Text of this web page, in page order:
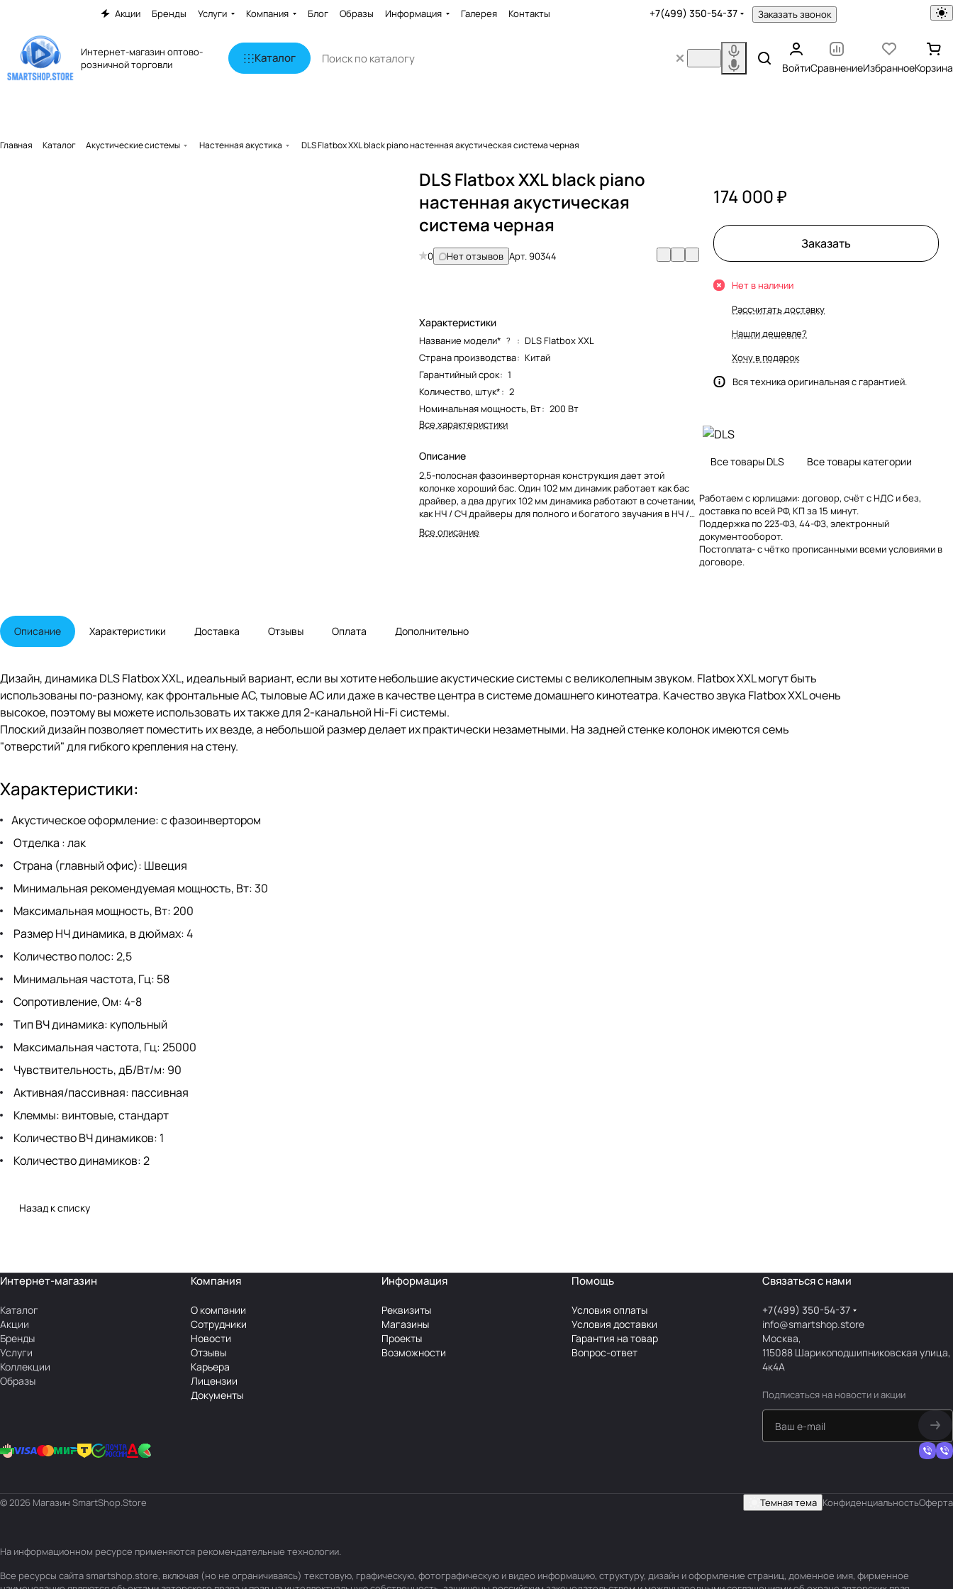
Акции Бренды Услуги Компания Блог Образы Информация Галерея Контакты +7(499) 350-54-37 Заказать звонок
Интернет-магазин оптово-
розничной торговли
Каталог
ВойтиСравнениеИзбранноеКорзина
Главная Каталог Акустические системы Настенная акустика DLS Flatbox XXL black piano настенная акустическая система черная
DLS Flatbox XXL black piano
настенная акустическая
система черная
0 Нет отзывов Арт.90344
Характеристики
Название модели* ? : DLS Flatbox XXL
Страна производства: Китай
Гарантийный срок: 1
Количество, штук*: 2
Номинальная мощность, Вт: 200 Вт
Все характеристики
Описание
2,5-полосная фазоинверторная конструкция дает этой
колонке хороший бас. Один 102 мм динамик работает как бас
драйвер, а два других 102 мм динамика работают в сочетании,
как НЧ / СЧ драйверы для полного и богатого звучания в НЧ /
СЧ диапазоне. DLS также использует свои лучшие 30 мм ВЧ-
динамики для кристально чистого воспроизведения высоких
Все описание
174 000 ₽
Заказать
Нет в наличии
Рассчитать доставку
Нашли дешевле?
Хочу в подарок
Вся техника оригинальная с гарантией.
Все товары DLS Все товары категории
Работаем с юрлицами: договор, счёт с НДС и без,
доставка по всей РФ, КП за 15 минут.
Поддержка по 223-ФЗ, 44-ФЗ, электронный
документооборот.
Постоплата- с чётко прописанными всеми условиями в
договоре.
Описание Характеристики Доставка Отзывы Оплата Дополнительно
Дизайн, динамика DLS Flatbox XXL, идеальный вариант, если вы хотите небольшие акустические системы с великолепным звуком. Flatbox XXL могут быть
использованы по-разному, как фронтальные АС, тыловые АС или даже в качестве центра в системе домашнего кинотеатра. Качество звука Flatbox XXL очень
высокое, поэтому вы можете использовать их также для 2-канальной Hi-Fi системы.
Плоский дизайн позволяет поместить их везде, а небольшой размер делает их практически незаметными. На задней стенке колонок имеются семь
"отверстий" для гибкого крепления на стену.
Характеристики:
Акустическое оформление: с фазоинвертором
Отделка : лак
Страна (главный офис): Швеция
Минимальная рекомендуемая мощность, Вт: 30
Максимальная мощность, Вт: 200
Размер НЧ динамика, в дюймах: 4
Количество полос: 2,5
Минимальная частота, Гц: 58
Сопротивление, Ом: 4-8
Тип ВЧ динамика: купольный
Максимальная частота, Гц: 25000
Чувствительность, дБ/Вт/м: 90
Активная/пассивная: пассивная
Клеммы: винтовые, стандарт
Количество ВЧ динамиков: 1
Количество динамиков: 2
Назад к списку
Интернет-магазин
Каталог
Акции
Бренды
Услуги
Коллекции
Образы
Компания
О компании
Сотрудники
Новости
Отзывы
Карьера
Лицензии
Документы
Информация
Реквизиты
Магазины
Проекты
Возможности
Помощь
Условия оплаты
Условия доставки
Гарантия на товар
Вопрос-ответ
Связаться с нами
+7(499) 350-54-37
info@smartshop.store
Москва,
115088 Шарикоподшипниковская улица,
4к4А
Подписаться на новости и акции
© 2026 Магазин SmartShop.Store Темная тема КонфиденциальностьОферта
На информационном ресурсе применяются рекомендательные технологии.
Все ресурсы сайта smartshop.store, включая (но не ограничиваясь) текстовую, графическую, фотографическую и видео информацию, структуру, дизайн и оформление страниц, доменное имя, фирменное